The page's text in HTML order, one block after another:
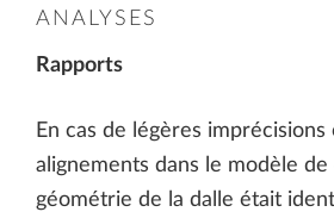
ANALYSES
Rapports
En cas de légères imprécisions
alignements dans le modèle de
géométrie de la dalle était